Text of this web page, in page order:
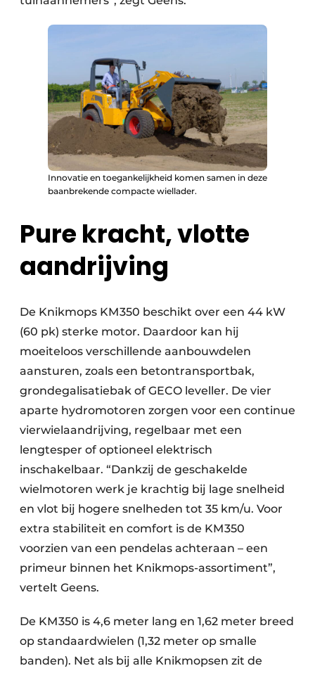
Innovatie en toegankelijkheid komen samen in deze
baanbrekende compacte wiellader.
Pure kracht, vlotte
aandrijving
De Knikmops KM 350 beschikt over een 44 kW
(60 pk) sterke motor. Daardoor kan hij
moeiteloos verschillende aanbouwdelen
aansturen, zoals een betontransportbak,
grondegalisatiebak of GECO leveller. De vier
aparte hydromotoren zorgen voor een continue
vierwielaandrijving, regelbaar met een
lengtesper of optioneel elektrisch
inschakelbaar. “Dankzij de geschakelde
wielmotoren werk je krachtig bij lage snelheid
en vlot bij hogere snelheden tot 35 km/u. Voor
extra stabiliteit en comfort is de KM 350
voorzien van een pendelas achteraan – een
primeur binnen het Knikmops-assortiment”,
vertelt Geens.
De KM 350 is 4,6 meter lang en 1,62 meter breed
op standaardwielen (1,32 meter op smalle
banden). Net als bij alle Knikmopsen zit de